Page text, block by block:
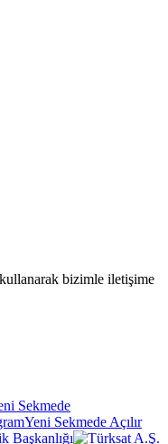
bizimle iletişime
Sekmede
Yeni Sekmede Açılır